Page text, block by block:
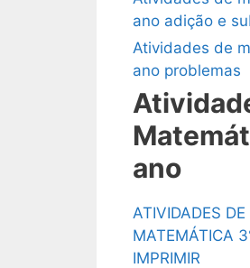
ano adição e
Atividades de
ano problemas
ano
ATIVIDADES DE
MATEMÁTICA
IMPRIMIR